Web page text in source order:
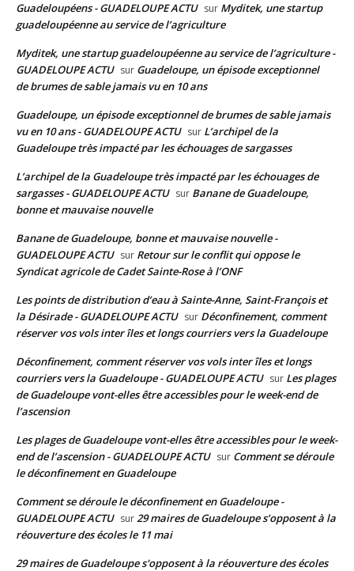
Guadeloupéens - GUADELOUPE ACTU sur Myditek, une startup
guadeloupéenne au service de l’agriculture
Myditek, une startup guadeloupéenne au service de l’agriculture -
GUADELOUPE ACTU sur Guadeloupe, un épisode exceptionnel
de brumes de sable jamais vu en 10 ans
Guadeloupe, un épisode exceptionnel de brumes de sable jamais
vu en 10 ans - GUADELOUPE ACTU sur L’archipel de la
Guadeloupe très impacté par les échouages de sargasses
L’archipel de la Guadeloupe très impacté par les échouages de
sargasses - GUADELOUPE ACTU sur Banane de Guadeloupe,
bonne et mauvaise nouvelle
Banane de Guadeloupe, bonne et mauvaise nouvelle -
GUADELOUPE ACTU sur Retour sur le conflit qui oppose le
Syndicat agricole de Cadet Sainte-Rose à l’ONF
Les points de distribution d’eau à Sainte-Anne, Saint-François et
la Désirade - GUADELOUPE ACTU sur Déconfinement, comment
réserver vos vols inter îles et longs courriers vers la Guadeloupe
Déconfinement, comment réserver vos vols inter îles et longs
courriers vers la Guadeloupe - GUADELOUPE ACTU sur Les plages
de Guadeloupe vont-elles être accessibles pour le week-end de
l’ascension
Les plages de Guadeloupe vont-elles être accessibles pour le week-
end de l’ascension - GUADELOUPE ACTU sur Comment se déroule
le déconfinement en Guadeloupe
Comment se déroule le déconfinement en Guadeloupe -
GUADELOUPE ACTU sur29 maires de Guadeloupe s’opposent à la
réouverture des écoles le 11 mai
29 maires de Guadeloupe s'opposent à la réouverture des écoles